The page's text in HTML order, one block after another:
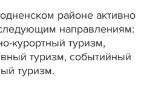
районе активно
направлениям:
курортный туризм,
туризм, событийный
туризм.